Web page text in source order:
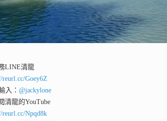
LINE清龍
reurl.cc/Goey6Z
入：@jackylone
清龍的YouTube
reurl.cc/Npqd8k